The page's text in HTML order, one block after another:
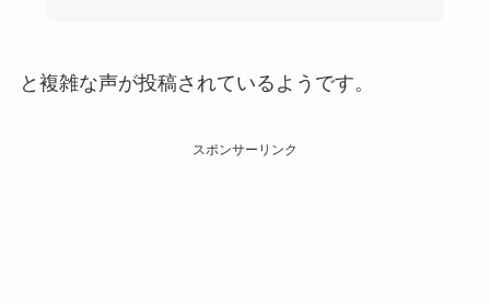
と複雑な声が投稿されているようです。
スポンサーリンク